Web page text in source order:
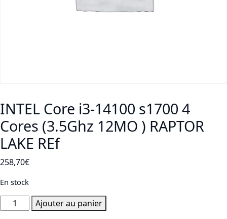
INTEL Core i3-14100 s1700 4
Cores (3.5Ghz 12MO ) RAPTOR
LAKE REf
258,70€
En stock
quantité
de
Ajouter au panier